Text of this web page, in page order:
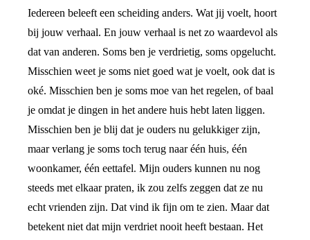
Iedereen beleeft een scheiding anders. Wat jij voelt, hoort
bij jouw verhaal. En jouw verhaal is net zo waardevol als
dat van anderen. Soms ben je verdrietig, soms opgelucht.
Misschien weet je soms niet goed wat je voelt, ook dat is
oké. Misschien ben je soms moe van het regelen, of baal
je omdat je dingen in het andere huis hebt laten liggen.
Misschien ben je blij dat je ouders nu gelukkiger zijn,
maar verlang je soms toch terug naar één huis, één
woonkamer, één eettafel. Mijn ouders kunnen nu nog
steeds met elkaar praten, ik zou zelfs zeggen dat ze nu
echt vrienden zijn. Dat vind ik fijn om te zien. Maar dat
betekent niet dat mijn verdriet nooit heeft bestaan. Het